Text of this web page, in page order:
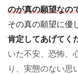
のが真の願望なの
その真の願望に優
肯定してあげてく
いた不安、恐怖、
り、実態のない思